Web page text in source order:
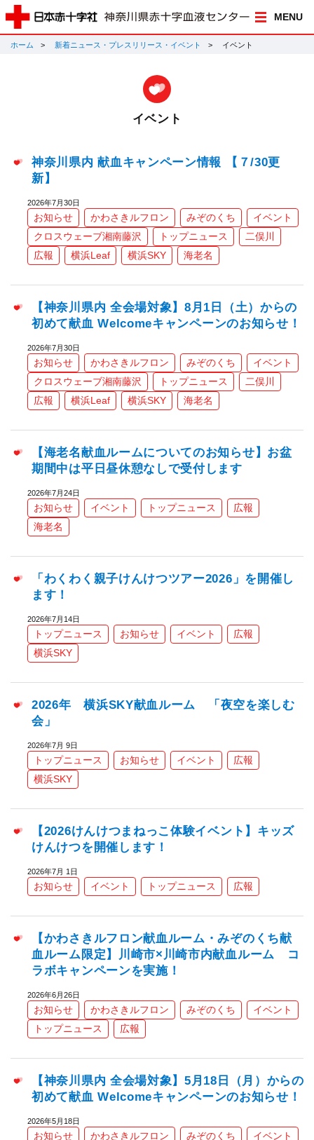
MENU
ホーム 新着ニュース・プレスリリース・イベント イベント
イベント
神奈川県内 献血キャンペーン情報 【７/30更
新】
2026年7月30日
お知らせ かわさきルフロン みぞのくち
イベント
クロスウェーブ湘南藤沢
トップニュース
二俣川
広報
横浜Leaf 横浜SKY 海老名
【神奈川県内 全会場対象】8月1日（土）からの
初めて献血 Welcomeキャンペーンのお知らせ！
2026年7月30日
お知らせ かわさきルフロン みぞのくち
イベント
クロスウェーブ湘南藤沢
トップニュース
二俣川
広報
横浜Leaf 横浜SKY 海老名
【海老名献血ルームについてのお知らせ】お盆
期間中は平日昼休憩なしで受付します
2026年7月24日
お知らせ イベント トップニュース
広報
海老名
「わくわく親子けんけつツアー2026」を開催し
ます！
2026年7月14日
トップニュース お知らせ イベント
広報
横浜SKY
2026年 横浜SKY献血ルーム 「夜空を楽しむ
会」
2026年7月 9日
トップニュース お知らせ イベント
広報
横浜SKY
【2026けんけつまねっこ体験イベント】キッズ
けんけつを開催します！
2026年7月 1日
お知らせ イベント トップニュース 広報
【かわさきルフロン献血ルーム・みぞのくち献
血ルーム限定】川崎市×川崎市内献血ルーム コ
ラボキャンペーンを実施！
2026年6月26日
お知らせ かわさきルフロン みぞのくち
イベント
トップニュース
広報
【神奈川県内 全会場対象】5月18日（月）からの
初めて献血 Welcomeキャンペーンのお知らせ！
2026年5月18日
お知らせ かわさきルフロン みぞのくち
イベント